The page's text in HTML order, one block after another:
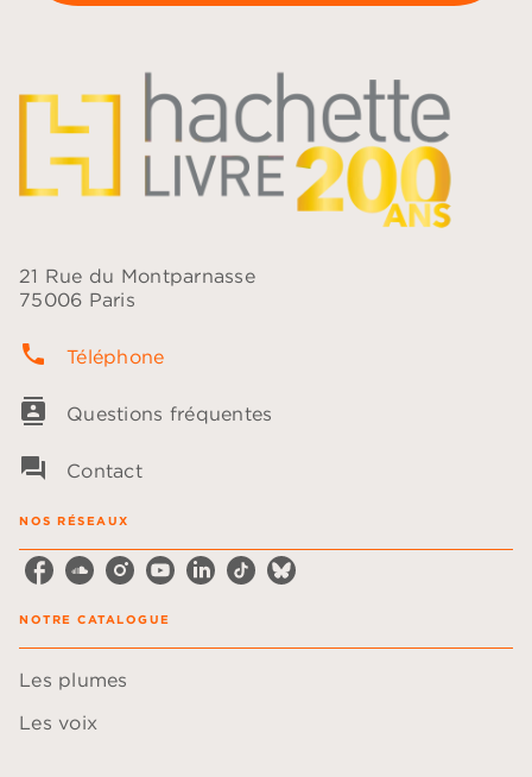
21 Rue du Montparnasse
75006 Paris
phone Téléphone
contacts Questions fréquentes
question_answer Contact
NOS RÉSEAUX
NOTRE CATALOGUE
Les plumes
Les voix